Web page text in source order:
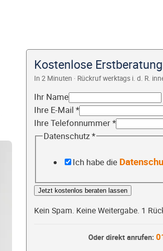
Kostenlose
In 2 Minuten · Rückruf werktags i. d. R.
Ihr Name
Ihre E-Mail *
Ihre Telefonnummer*
Datenschutz*
Ich habe die
Jetzt kostenlos beraten lassen
Kein Spam. Keine Weitergabe. 1
Oder direkt anrufen: